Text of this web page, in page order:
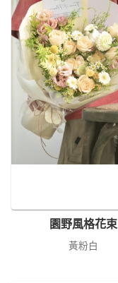
園野風格花束
黃粉白